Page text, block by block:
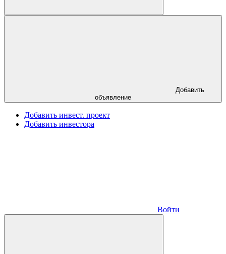
объявление
Добавить инвест. проект
Добавить инвестора
Войти